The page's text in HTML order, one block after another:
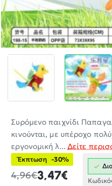
Συρόμενο παιχνίδι
κινούνται, με υπέροχο
εργονομική λ... Δείτε
Έκπτωση -30%
3,47€
4,96€